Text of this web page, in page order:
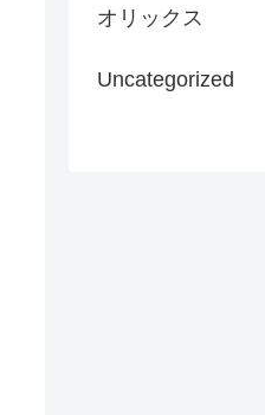
オリックス
Uncategorized